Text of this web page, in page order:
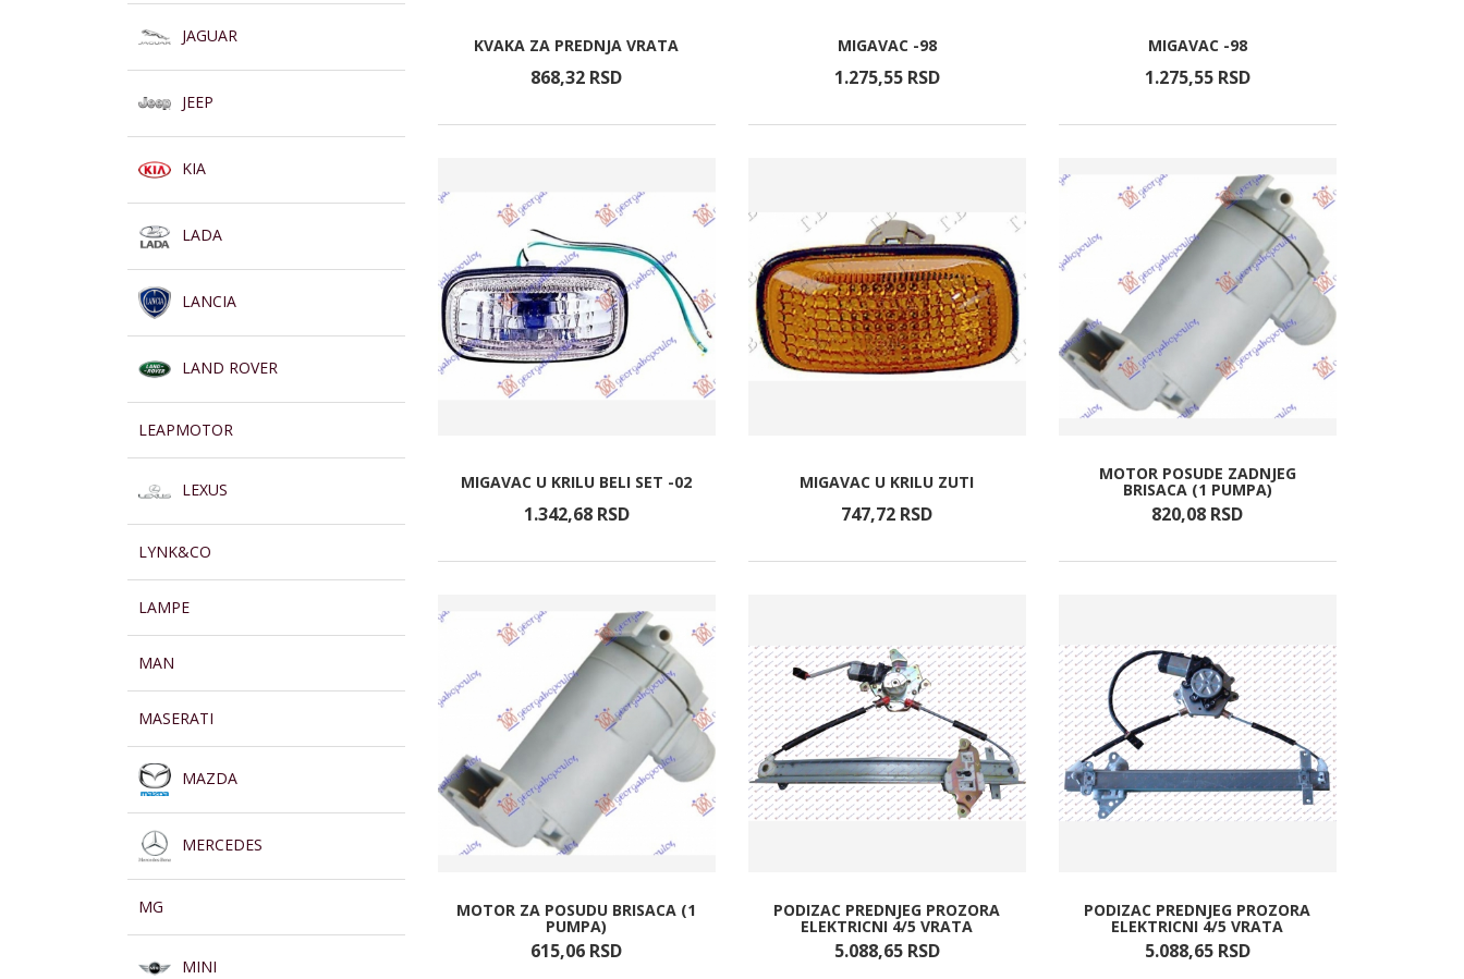
JAGUAR
JEEP
KIA
LADA
LANCIA
LAND ROVER
LEAPMOTOR
LEXUS
LYNK&CO
LAMPE
MAN
MASERATI
MAZDA
MERCEDES
MG
MINI
KVAKA ZA PREDNJA VRATA
868,32 RSD
MIGAVAC -98
1.275,55 RSD
MIGAVAC -98
1.275,55 RSD
MIGAVAC U KRILU BELI SET -02
1.342,68 RSD
MIGAVAC U KRILU ZUTI
747,72 RSD
MOTOR POSUDE ZADNJEG
BRISACA (1 PUMPA)
820,08 RSD
MOTOR ZA POSUDU BRISACA (1
PUMPA)
615,06 RSD
PODIZAC PREDNJEG PROZORA
ELEKTRICNI 4/5 VRATA
5.088,65 RSD
PODIZAC PREDNJEG PROZORA
ELEKTRICNI 4/5 VRATA
5.088,65 RSD